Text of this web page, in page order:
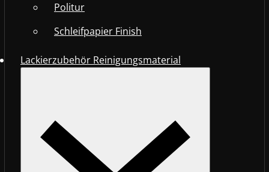
Politur
Schleifpapier Finish
Lackierzubehör Reinigungsmaterial